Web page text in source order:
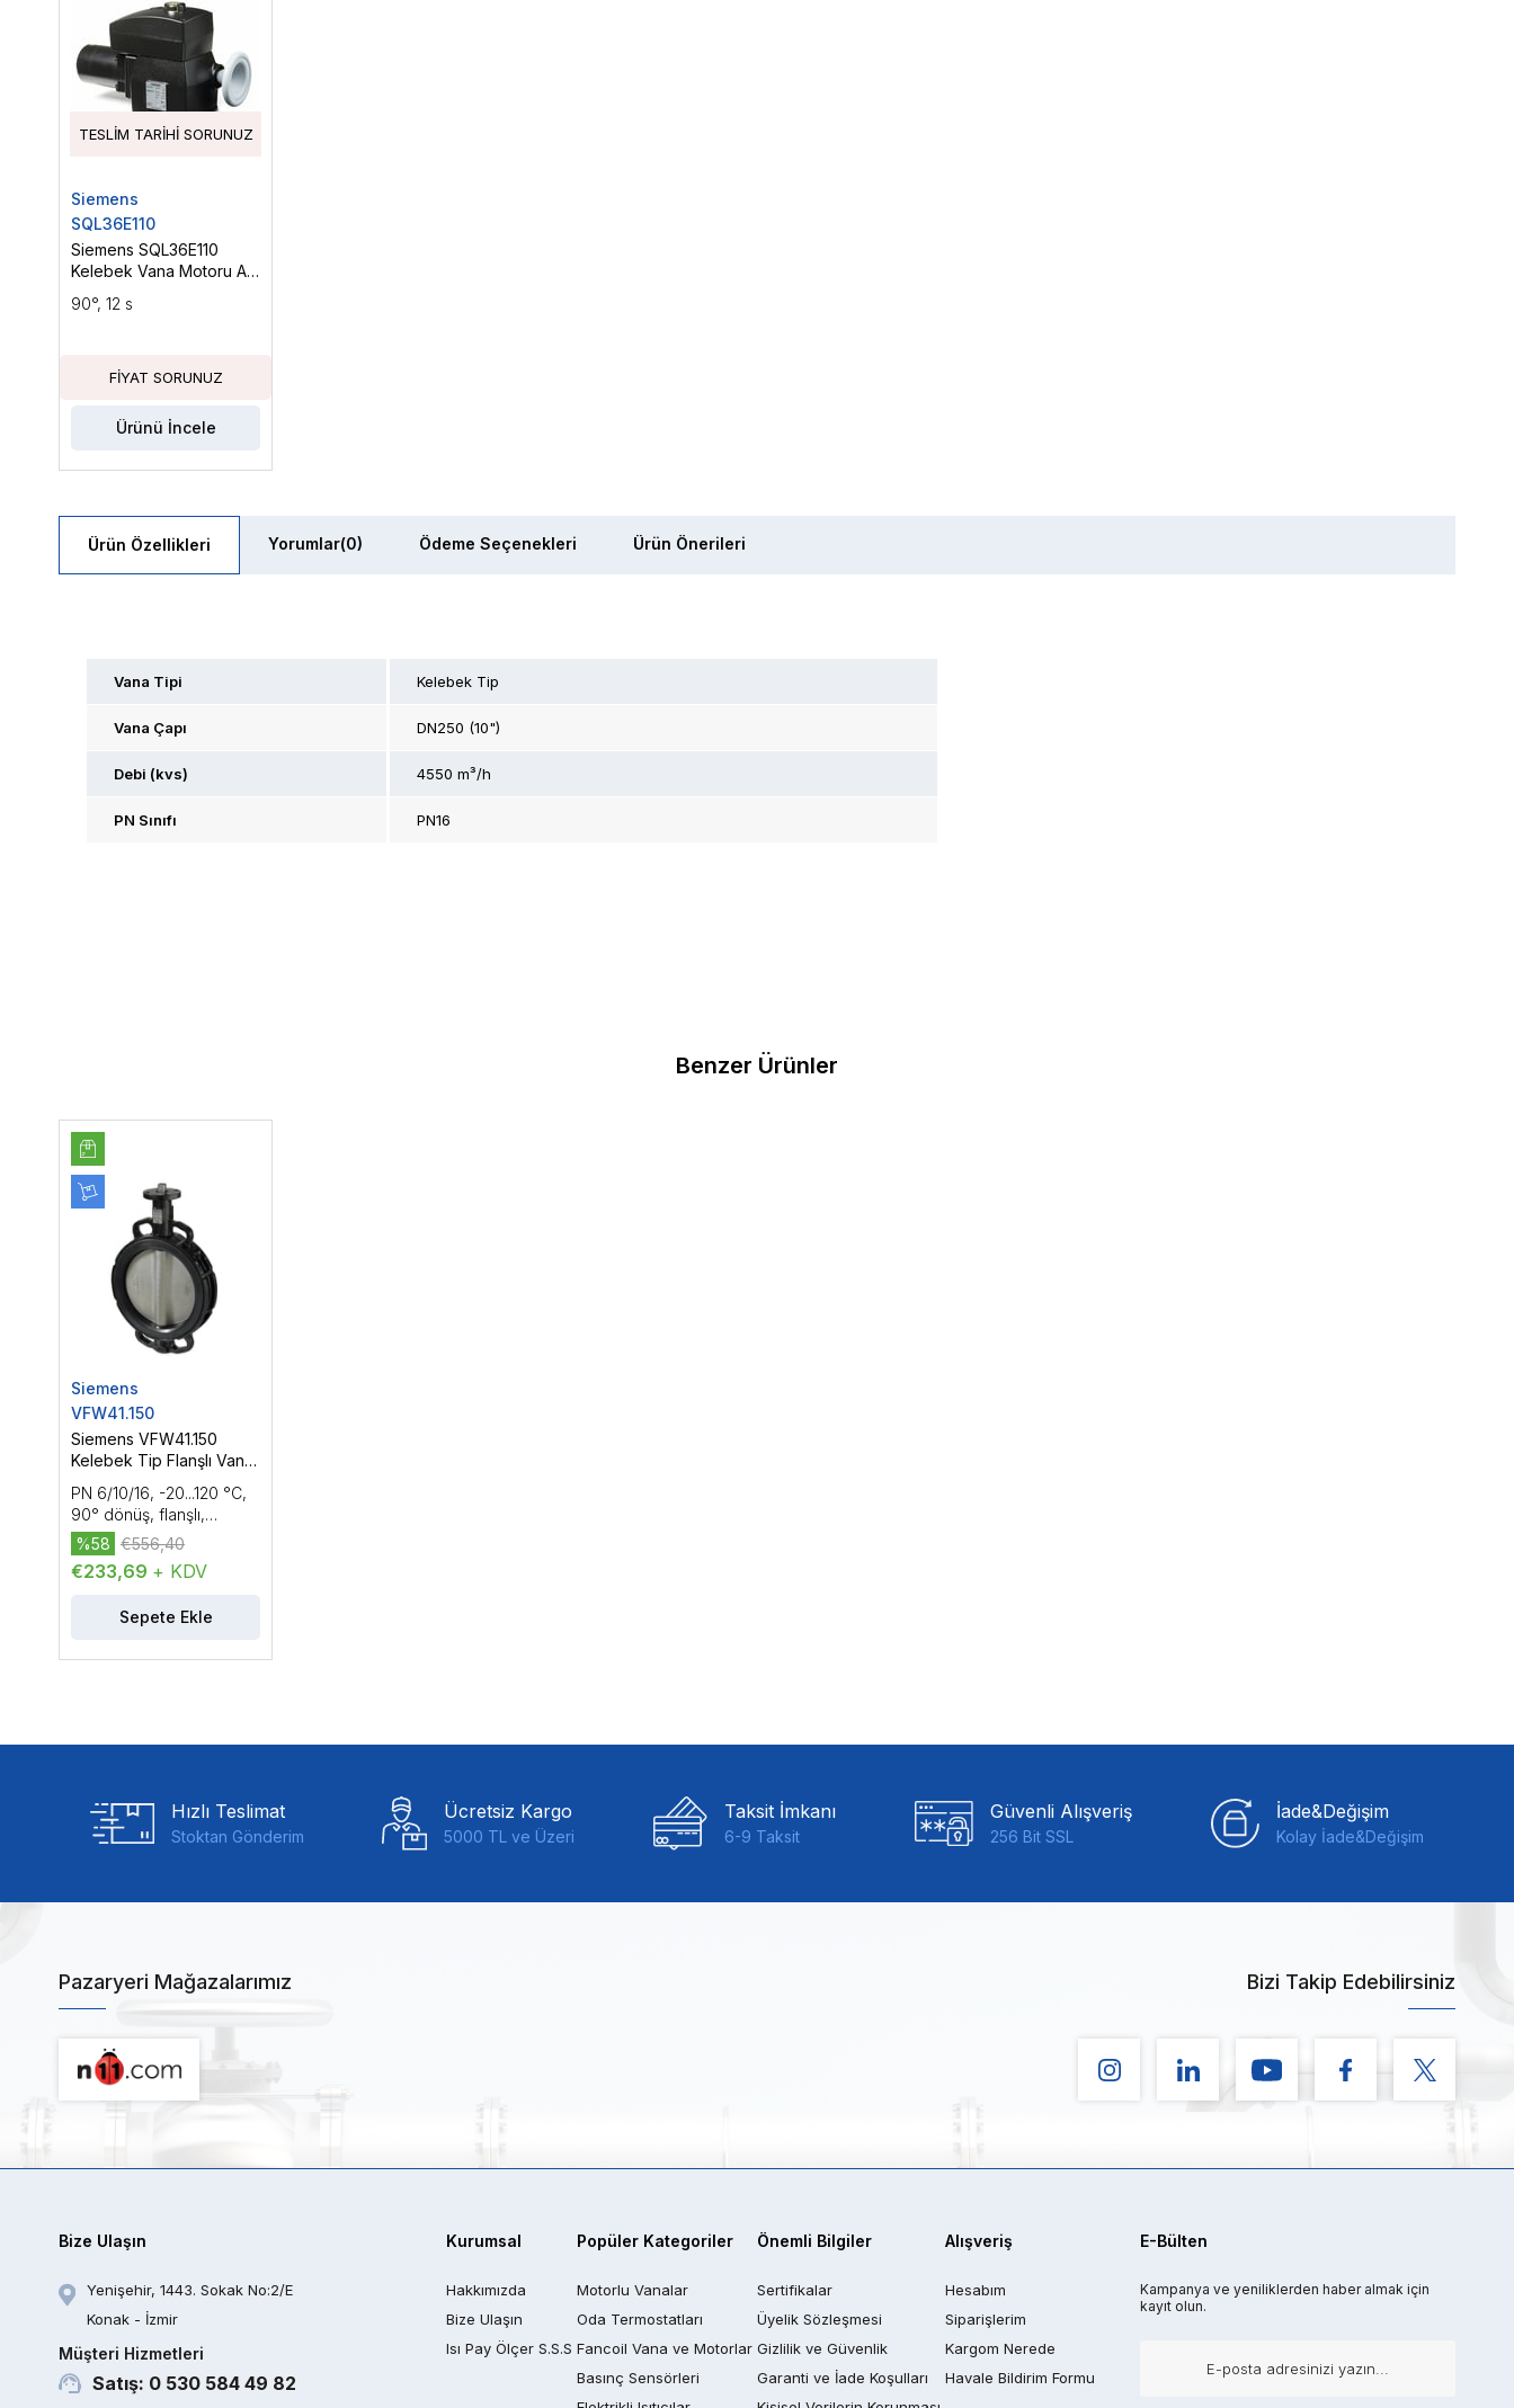
TESLIM TARIHI SORUNUZ
Siemens
SQL36E110
Siemens SQL36E110
Kelebek Vana Motoru AC
Kontrol, 400 Nm
90°, 12 s
Ürünü İncele
Ürün Özellikleri Yorumlar(0) Ödeme Seçenekleri Ürün Önerileri
Vana Tipi Kelebek Tip
Vana Çapı DN250 (10")
Debi (kvs) 4550 m³/h
PN Sınıfı PN16
Benzer Ürünler
Siemens
VFW41.150
Siemens VFW41.150
Kelebek Tip Flanşlı Vana
PN 6/10/16, -20...120 °C,
90° dönüş, flanşlı,
DN150, kvs 1600, 2 yollu
€233,69 + KDV
%58 €556,40
Sepete Ekle
Hızlı Teslimat
Stoktan Gönderim
Ücretsiz Kargo
5000 TL ve Üzeri
Taksit İmkanı
6-9 Taksit
Güvenli Alışveriş
256 Bit SSL
İade&Değişim
Kolay İade&Değişim
Pazaryeri Mağazalarımız Bizi Takip Edebilirsiniz
Bize Ulaşın
Yenişehir, 1443. Sokak No:2/E
Konak - İzmir
Müşteri Hizmetleri
Satış: 0 530 584 49 82
Kurumsal
Hakkımızda
Bize Ulaşın
Isı Pay Ölçer S.S.S
Popüler Kategoriler
Motorlu Vanalar
Oda Termostatları
Fancoil Vana ve Motorlar
Basınç Sensörleri
Önemli Bilgiler
Sertifikalar
Üyelik Sözleşmesi
Gizlilik ve Güvenlik
Garanti ve İade Koşulları
Alışveriş
Hesabım
Siparişlerim
Kargom Nerede
Havale Bildirim Formu
E-Bülten
Kampanya ve yeniliklerden haber almak için
kayıt olun.